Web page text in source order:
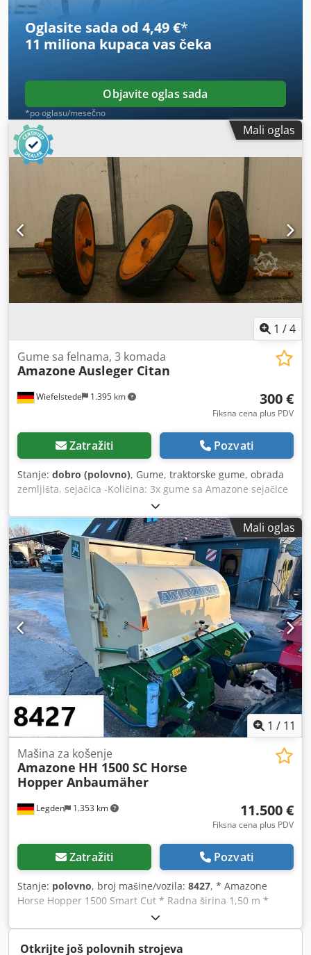
Oglasite sada od 4,49 €*
11 miliona kupaca vas čeka
Objavite oglas sada
*po oglasu/mesečno
Mali oglas
1 /4
Wiefelstede 1.395 km
Gume sa felnama, 3 komada
Amazone Ausleger Citan
300 €
Fiksna cena plus PDV
Zatražiti Pozvati
Stanje: dobro (polovno), Gume, traktorske gume, obrada
zemljišta, sejačica -Količina: 3x gume sa Amazone sejačice
-Veličina gume -Nabora: Ø 40 mm Dedjb A E Ufopfx Afijck -
Dimenzija: Ø 750 -Ukupna cena: za 3 gume -Težina: 51
kg/komad
Mali oglas
1 / 11
Legden 1.353 km
Mašina za košenje
Amazone HH 1500 SC Horse
Hopper Anbaumäher
11.500 €
Fiksna cena plus PDV
Zatražiti Pozvati
Stanje: polovno, broj mašine/vozila: 8427, * Amazone
Horse Hopper 1500 Smart Cut * Radna širina 1,50 m *
Zapremina sakupljača 1.500 l * Trozonski traktor priključak
* H60 krilasti noževi * Pomoćni točkovi * Mulch uređaj *
Kardansko vratilo sa slobodnim hodom * Sakupljač sa
Otkrijte još polovnih strojeva